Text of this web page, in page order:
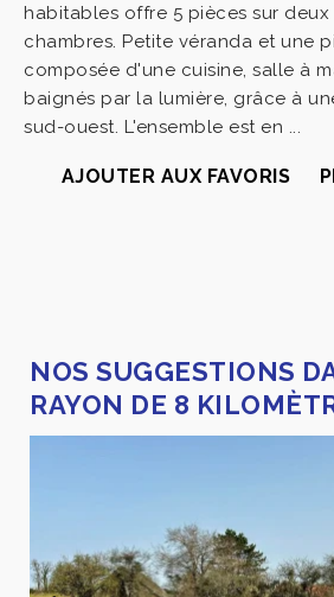
habitables offre 5 pièces sur deux
chambres. Petite véranda et une
composée d'une cuisine, salle à
baignés par la lumière, grâce à
sud-ouest. L'ensemble est en ...
AJOUTER AUX FAVORIS
NOS SUGGESTIONS
RAYON DE 8